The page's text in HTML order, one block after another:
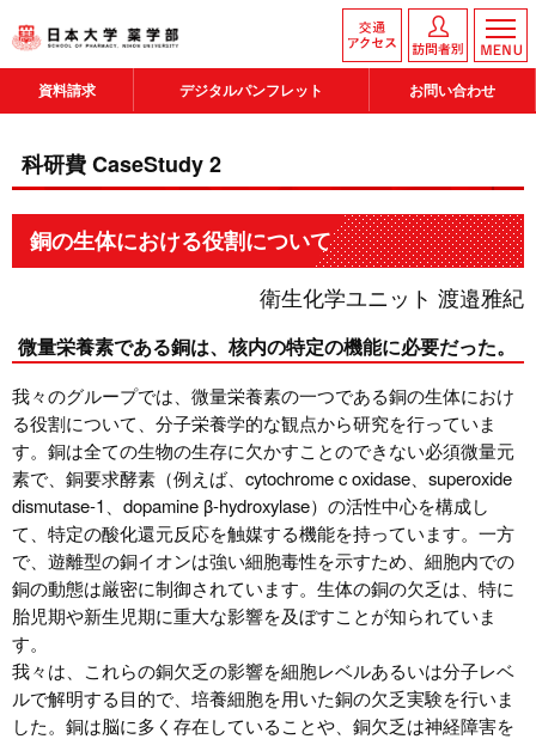
資料請求 デジタルパンフレット お問い合わせ
科研費 CaseStudy 2
銅の生体における役割について
衛生化学ユニット 渡邉雅紀
微量栄養素である銅は、核内の特定の機能に必要だった。
我々のグループでは、微量栄養素の一つである銅の生体におけ
る役割について、分子栄養学的な観点から研究を行っていま
す。銅は全ての生物の生存に欠かすことのできない必須微量元
素で、銅要求酵素（例えば、cytochrome c oxidase、superoxide
dismutase-1、dopamine β-hydroxylase）の活性中心を構成し
て、特定の酸化還元反応を触媒する機能を持っています。一方
で、遊離型の銅イオンは強い細胞毒性を示すため、細胞内での
銅の動態は厳密に制御されています。生体の銅の欠乏は、特に
胎児期や新生児期に重大な影響を及ぼすことが知られていま
す。
我々は、これらの銅欠乏の影響を細胞レベルあるいは分子レベ
ルで解明する目的で、培養細胞を用いた銅の欠乏実験を行いま
した。銅は脳に多く存在していることや、銅欠乏は神経障害を